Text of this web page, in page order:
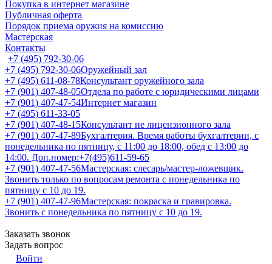
Покупка в интернет магазине
Публичная оферта
Порядок приема оружия на комиссию
Мастерская
Контакты
+7 (495) 792-30-06
+7 (495) 792-30-06Оружейный зал
+7 (495) 611-08-78Консультант оружейного зала
+7 (901) 407-48-05Отдела по работе с юридическими лицами
+7 (901) 407-47-54Интернет магазин
+7 (495) 611-33-05
+7 (901) 407-48-15Консультант не лицензионного зала
+7 (901) 407-47-89Бухгалтерия. Время работы бухгалтерии, с
понедельника по пятницу, с 11:00 до 18:00, обед с 13:00 до
14:00. Доп.номер:+7(495)611-59-65
+7 (901) 407-47-56Мастерская: слесарь/мастер-ложевщик.
Звонить только по вопросам ремонта с понедельника по
пятницу с 10 до 19.
+7 (901) 407-47-96Мастерская: покраска и гравировка.
Звонить с понедельника по пятницу с 10 до 19.
Заказать звонок
Задать вопрос
Войти